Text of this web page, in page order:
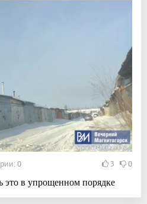
0 3 0
это в упрощенном порядке